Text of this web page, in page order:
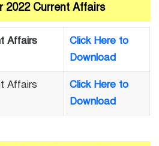
2022 Current Affairs
Affairs
Click Here to
Download
Affairs
Click Here to
Download